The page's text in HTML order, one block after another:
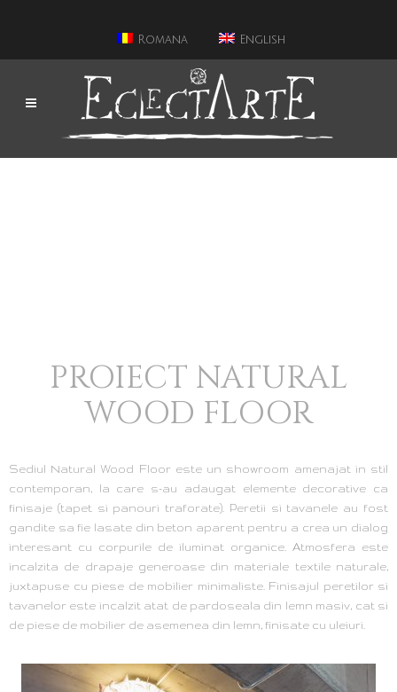
Romana English
PROIECT NATURAL
WOOD FLOOR
Sediul Natural Wood Floor este un showroom amenajat in stil
contemporan, la care s-au adaugat elemente decorative ca
finisaje (tapet si panouri traforate). Peretii si tavanele au fost
gandite sa fie lasate din beton aparent pentru a crea un dialog
interesant cu corpurile de iluminat organice. Atmosfera este
incalzita de drapaje generoase din materiale textile naturale,
juxtapuse cu piese de mobilier minimaliste. Finisajul peretilor si
tavanelor este incalzit atat de pardoseala din lemn masiv, cat si
de piese de mobilier de asemenea din lemn, finisate cu uleiuri.